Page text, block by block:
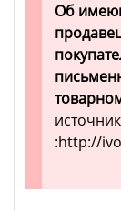
Об
источник
:http://